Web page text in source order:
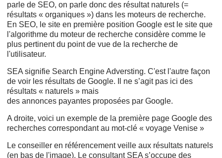
parle de SEO, on parle donc des résultat naturels (=
résultats « organiques ») dans les moteurs de recherche.
En SEO, le site en première position Google est le site que
l'algorithme du moteur de recherche considère comme le
plus pertinent du point de vue de la recherche de
l'utilisateur.
SEA signifie Search Engine Adversting. C'est l'autre façon
de voir les résultats de Google. Il ne s’agit pas ici des
résultats « naturels » mais
des annonces payantes proposées par Google.
A droite, voici un exemple de la première page Google des
recherches correspondant au mot-clé « voyage Venise »
Le conseiller en référencement veille aux résultats naturels
(en bas de l'image). Le consultant SEA s’occupe des